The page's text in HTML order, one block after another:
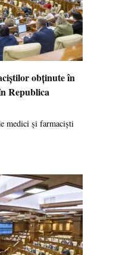
obținute în
Republica
medici și farmaciști